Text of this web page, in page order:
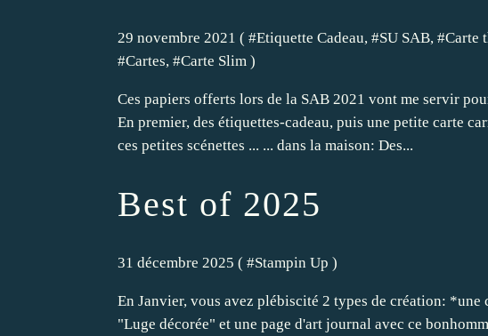
29 novembre 2021 ( #Etiquette Cadeau, #SU SAB, #Carte
#Cartes, #Carte Slim )
Ces papiers offerts lors de la SAB 2021 vont me servir
En premier, des étiquettes-cadeau, puis une petite carte
ces petites scénettes ... ... dans la maison: Des...
Best of 2025
31 décembre 2025 ( #Stampin Up )
En Janvier, vous avez plébiscité 2 types de création:
"Luge décorée" et une page d'art journal avec ce